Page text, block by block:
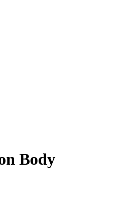
Body